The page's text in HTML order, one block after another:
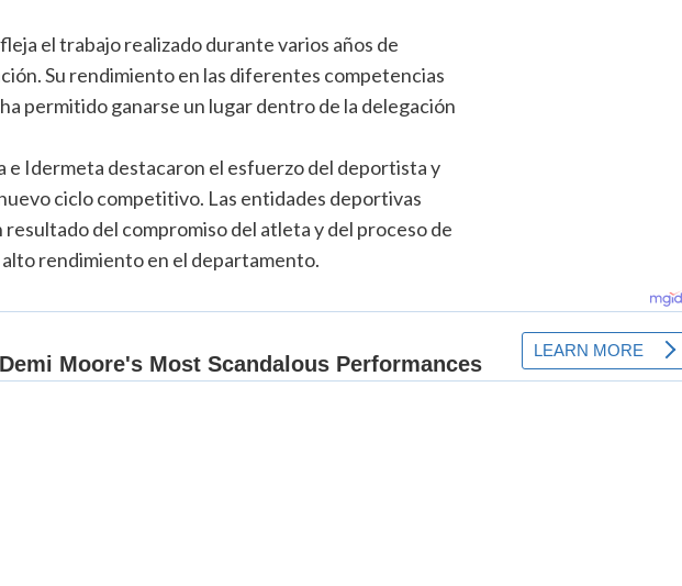
el trabajo realizado durante varios años de
Su rendimiento en las diferentes competencias
permitido ganarse un lugar dentro de la delegación
e Idermeta destacaron el esfuerzo del deportista y
ciclo competitivo. Las entidades deportivas
del compromiso del atleta y del proceso de
rendimiento en el departamento.